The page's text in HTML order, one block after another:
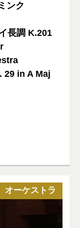
ンク
長調 K.201
29 in A Maj
オーケストラ